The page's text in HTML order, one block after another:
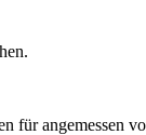
angemessen